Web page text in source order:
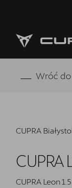
Strona główna
Oferta i
5 lat gwarancji
Finansowanie
Serwis
Wróć do
CUPRA
CUPRA
CUPRA Leon